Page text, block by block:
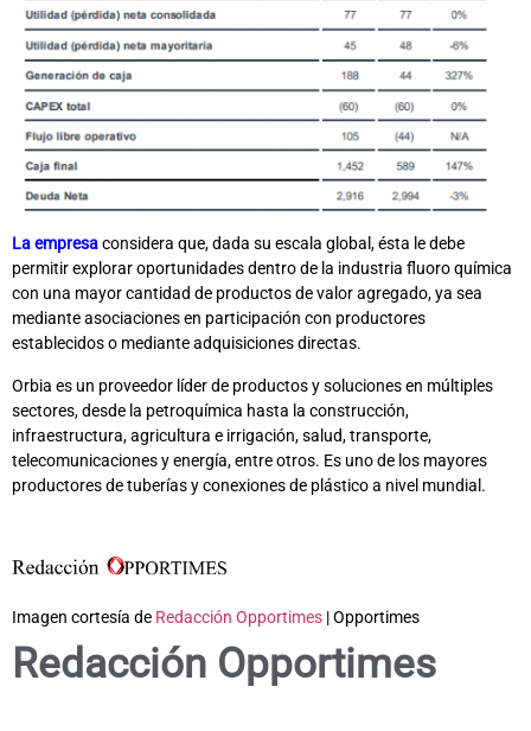
La empresaconsidera que, dada su escala global, ésta le debe
permitir explorar oportunidades dentro de la industria fluoro química
con una mayor cantidad de productos de valor agregado, ya sea
mediante asociaciones en participación con productores
establecidos o mediante adquisiciones directas.
Orbia es un proveedor líder de productos y soluciones en múltiples
sectores, desde la petroquímica hasta la construcción,
infraestructura, agricultura e irrigación, salud, transporte,
telecomunicaciones y energía, entre otros. Es uno de los mayores
productores de tuberías y conexiones de plástico a nivel mundial.
Imagen cortesía de Redacción Opportimes | Opportimes
Redacción Opportimes